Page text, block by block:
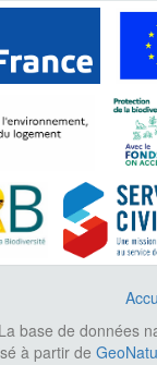
base de données
à partir de